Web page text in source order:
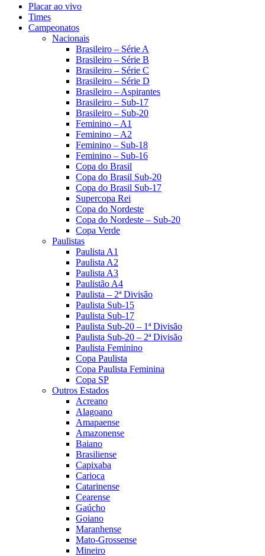
Placar ao vivo
Times
Campeonatos
Nacionais
Brasileiro – Série A
Brasileiro – Série B
Brasileiro – Série C
Brasileiro – Série D
Brasileiro – Aspirantes
Brasileiro – Sub-17
Brasileiro – Sub-20
Feminino – A1
Feminino – A2
Feminino – Sub-18
Feminino – Sub-16
Copa do Brasil
Copa do Brasil Sub-20
Copa do Brasil Sub-17
Supercopa Rei
Copa do Nordeste
Copa do Nordeste – Sub-20
Copa Verde
Paulistas
Paulista A1
Paulista A2
Paulista A3
Paulistão A4
Paulista – 2ª Divisão
Paulista Sub-15
Paulista Sub-17
Paulista Sub-20 – 1ª Divisão
Paulista Sub-20 – 2ª Divisão
Paulista Feminino
Copa Paulista
Copa Paulista Feminina
Copa SP
Outros Estados
Acreano
Alagoano
Amapaense
Amazonense
Baiano
Brasiliense
Capixaba
Carioca
Catarinense
Cearense
Gaúcho
Goiano
Maranhense
Mato-Grossense
Mineiro